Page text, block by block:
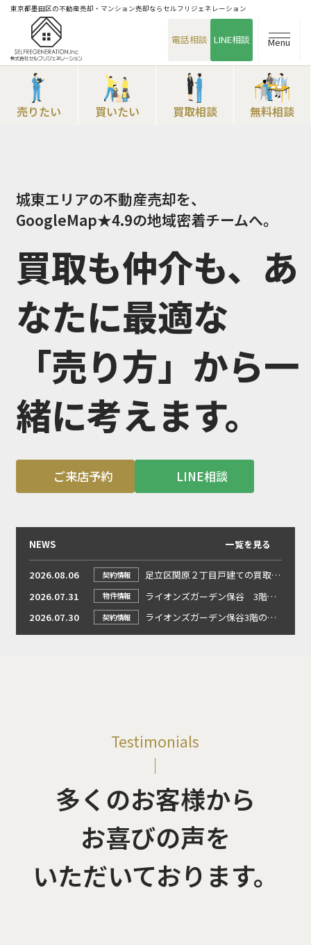
東京都墨田区の不動産売却・マンション売却ならセルフリジェネレーション
電話相談 LINE相談 Menu
売りたい 買いたい 買取相談 無料相談
城東エリアの不動産売却を、
GoogleMap★4.9の地域密着チームへ。
買取も仲介も、あ
なたに最適な
「売り方」から一
緒に考えます。
ご来店予約 LINE相談
NEWS 一覧を見る
2026.08.06 契約情報
足立区関原２丁目戸建ての買取依頼ありがとうございました！
2026.07.31
物件情報
ライオンズガーデン保谷 3階の物件を買取いたしました
2026.07.30
契約情報 ライオンズガーデン保谷3階の買取依頼ありがとうございました！
Testimonials
多くのお客様から
お喜びの声を
いただいております。